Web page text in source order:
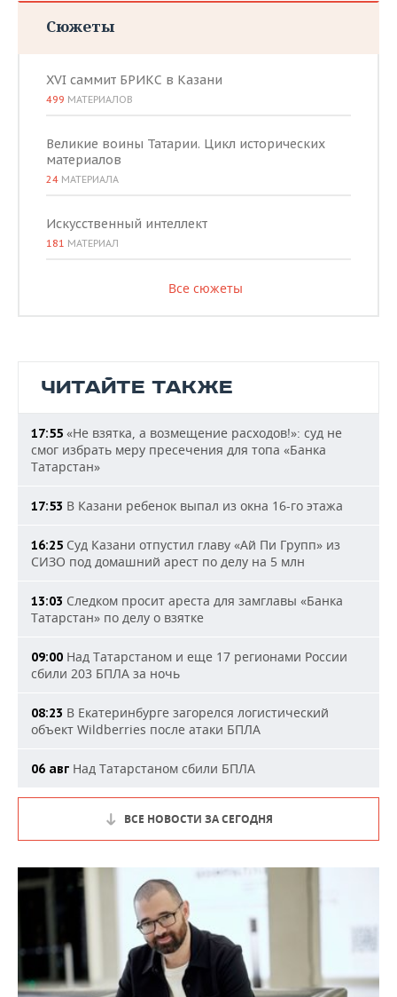
Сюжеты
XVI саммит БРИКС в Казани
499 МАТЕРИАЛОВ
Великие воины Татарии. Цикл исторических
материалов
24 МАТЕРИАЛА
Искусственный интеллект
181 МАТЕРИАЛ
Все сюжеты
ЧИТАЙТЕ ТАКЖЕ
17:55 «Не взятка, а возмещение расходов!»: суд не
смог избрать меру пресечения для топа «Банка
Татарстан»
17:53 В Казани ребенок выпал из окна 16-го этажа
16:25 Суд Казани отпустил главу «Ай Пи Групп» из
СИЗО под домашний арест по делу на 5 млн
13:03 Следком просит ареста для замглавы «Банка
Татарстан» по делу о взятке
09:00 Над Татарстаном и еще 17 регионами России
сбили 203 БПЛА за ночь
08:23 В Екатеринбурге загорелся логистический
объект Wildberries после атаки БПЛА
06 авг Над Татарстаном сбили БПЛА
ВСЕ НОВОСТИ ЗА СЕГОДНЯ